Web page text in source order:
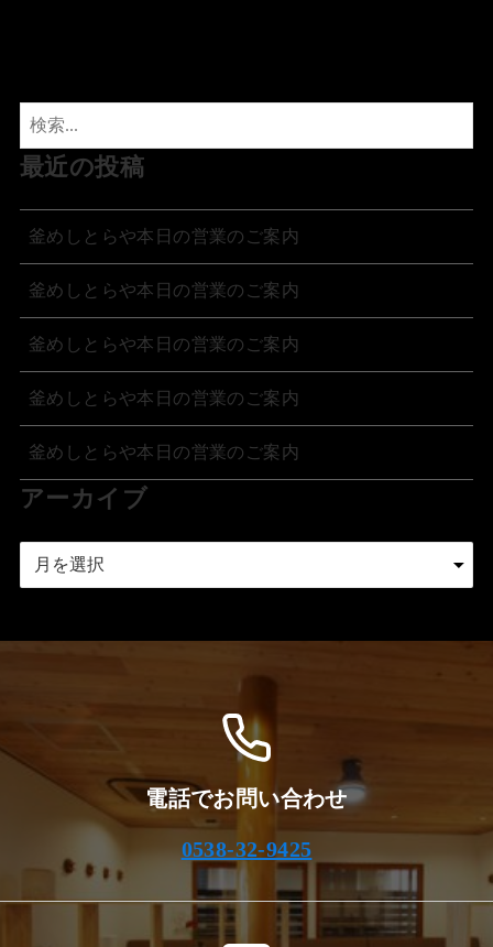
最近の投稿
釜めしとらや本日の営業のご案内
釜めしとらや本日の営業のご案内
釜めしとらや本日の営業のご案内
釜めしとらや本日の営業のご案内
釜めしとらや本日の営業のご案内
アーカイブ
電話でお問い合わせ
0538-32-9425